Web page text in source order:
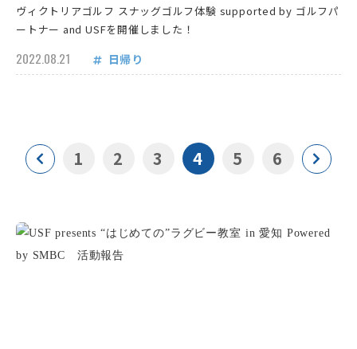
ヴィクトリアゴルフ スナッグゴルフ体験 supported by ゴルフパ
ートナー and USFを開催しました！
2022.08.21 日帰り
1 2 3 4 5 6